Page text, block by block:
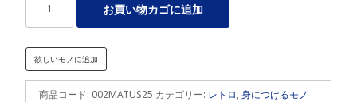
ん
そ
Ｔ
お買い物カゴに追加
欲しいモノに追加
商品コード: 002MATUS25 カテゴリー: レトロ,身につけるモノ